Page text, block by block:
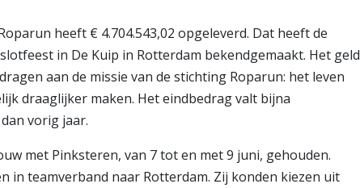
heeft € 4.704.543,02 opgeleverd. Dat heeft de
in De Kuip in Rotterdam bekendgemaakt. Het geld
aan de missie van de stichting Roparun: het leven
draaglijker maken. Het eindbedrag valt bijna
vorig jaar.
met Pinksteren, van 7 tot en met 9 juni, gehouden.
in teamverband naar Rotterdam. Zij konden kiezen uit